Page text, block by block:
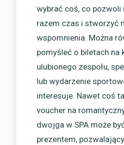
wybrać coś, co pozwoli
razem czas i stworzyć
wspomnienia. Można
pomyśleć o biletach na
ulubionego zespołu,
lub wydarzenie
interesuje. Nawet coś
voucher na
dwojga w SPA może
prezentem,